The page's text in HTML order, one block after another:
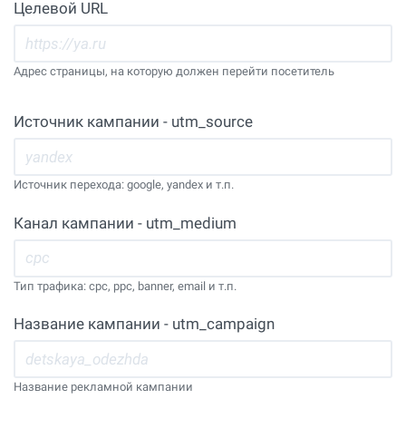
Целевой URL
Адрес страницы, на которую должен перейти посетитель
Источник кампании - utm_source
Источник перехода: google, yandex и т.п.
Канал кампании - utm_medium
Тип трафика: cpc, ppc, banner, email и т.п.
Название кампании - utm_campaign
Название рекламной кампании